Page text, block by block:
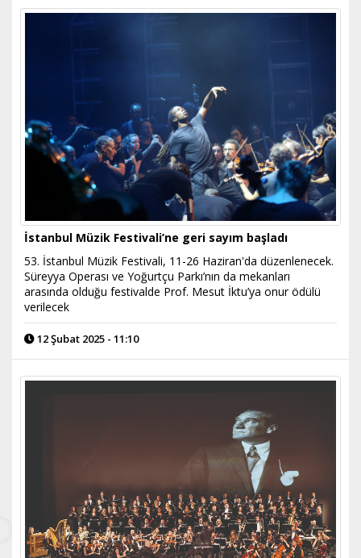
İstanbul Müzik Festivali’ne geri sayım başladı
53. İstanbul Müzik Festivali, 11-26 Haziran'da düzenlenecek.
Süreyya Operası ve Yoğurtçu Parkı’nın da mekanları
arasında olduğu festivalde Prof. Mesut İktu’ya onur ödülü
verilecek
12 Şubat 2025 - 11:10